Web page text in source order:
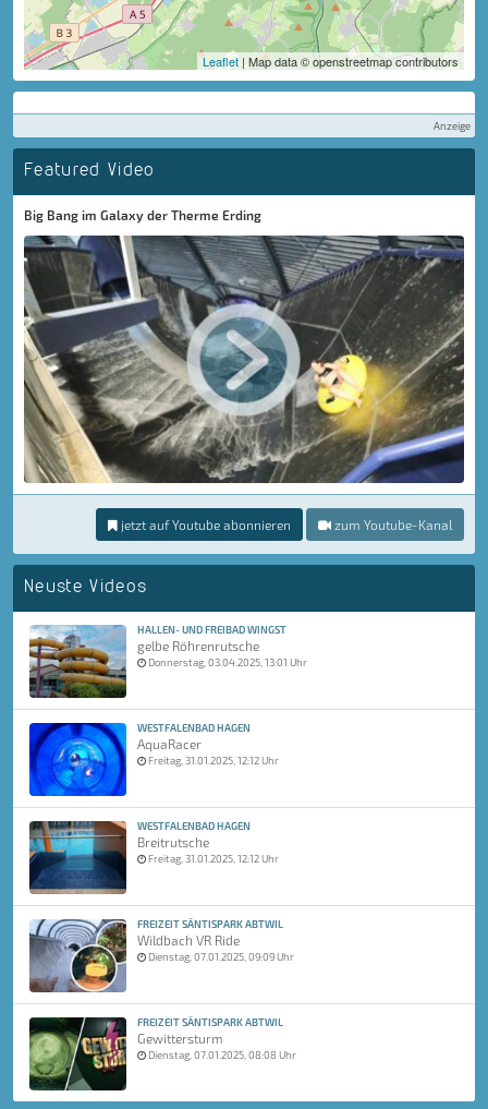
Leaflet | Map data © openstreetmap contributors
Anzeige
Featured Video
Big Bang im Galaxy der Therme Erding
jetzt auf Youtube abonnieren zum Youtube-Kanal
Neuste Videos
HALLEN- UND FREIBAD WINGST
gelbe Röhrenrutsche
Donnerstag, 03.04.2025, 13:01 Uhr
WESTFALENBAD HAGEN
AquaRacer
Freitag, 31.01.2025, 12:12 Uhr
WESTFALENBAD HAGEN
Breitrutsche
Freitag, 31.01.2025, 12:12 Uhr
FREIZEIT SÄNTISPARK ABTWIL
Wildbach VR Ride
Dienstag, 07.01.2025, 09:09 Uhr
FREIZEIT SÄNTISPARK ABTWIL
Gewittersturm
Dienstag, 07.01.2025, 08:08 Uhr